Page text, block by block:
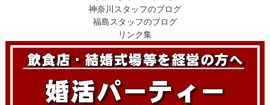
神奈川スタッフのブログ
福島スタッフのブログ
リンク集